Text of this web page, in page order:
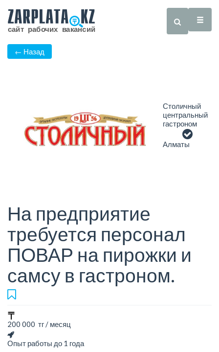
← Назад
Столичный
центральный
гастроном
Алматы
На предприятие
требуется персонал
ПОВАР на пирожки и
самсу в гастроном.
200 000 тг / месяц
Опыт работы до 1 года